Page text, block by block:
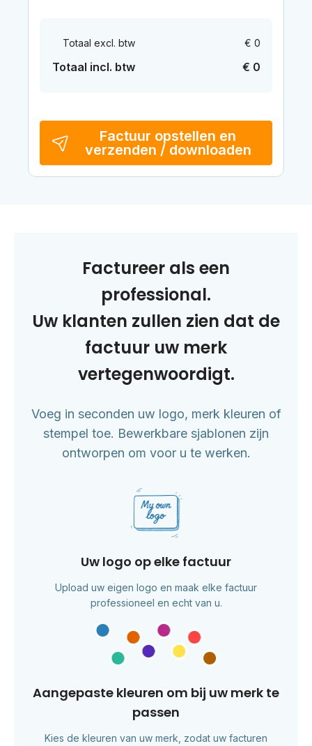
Totaal excl. btw € 0
Totaal incl. btw € 0
Factuur opstellen en
verzenden / downloaden
Factureer als een
professional.
Uw klanten zullen zien dat de
factuur uw merk
vertegenwoordigt.
Voeg in seconden uw logo, merk kleuren of
stempel toe. Bewerkbare sjablonen zijn
ontworpen om voor u te werken.
Uw logo op elke factuur
Upload uw eigen logo en maak elke factuur
professioneel en echt van u.
Aangepaste kleuren om bij uw merk te
passen
Kies de kleuren van uw merk, zodat uw facturen